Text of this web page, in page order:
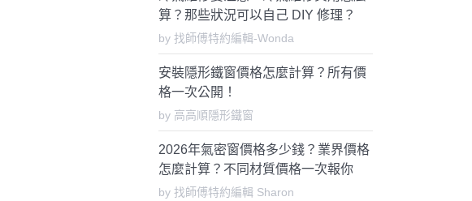
算？那些狀況可以自己 DIY 修理？
by 找師傅特約編輯-Wonda
安裝隱形鐵窗價格怎麼計算？所有價
格一次公開！
by 高高順隱形鐵窗
2026年氣密窗價格多少錢？業界價格
怎麼計算？不同材質價格一次報你
知！
by 找師傅特約編輯 Sharon